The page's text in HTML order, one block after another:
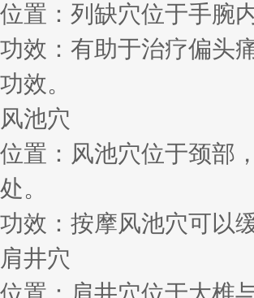
位置：列缺穴位于手腕
功效：有助于治疗偏头
功效。
风池穴
位置：风池穴位于颈部
处。
功效：按摩风池穴可以
肩井穴